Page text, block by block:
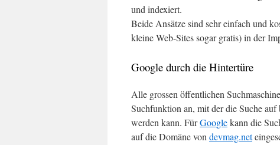
und indexiert.
Beide Ansätze sind sehr einfach und
kleine Web-Sites sogar gratis) in der
Google durch die Hintertüre
Alle grossen öffentlichen
Suchfunktion an, mit der die Suche auf
werden kann. FürGooglekann die
auf die Domäne von devmag.net